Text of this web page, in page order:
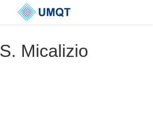
S. Micalizio